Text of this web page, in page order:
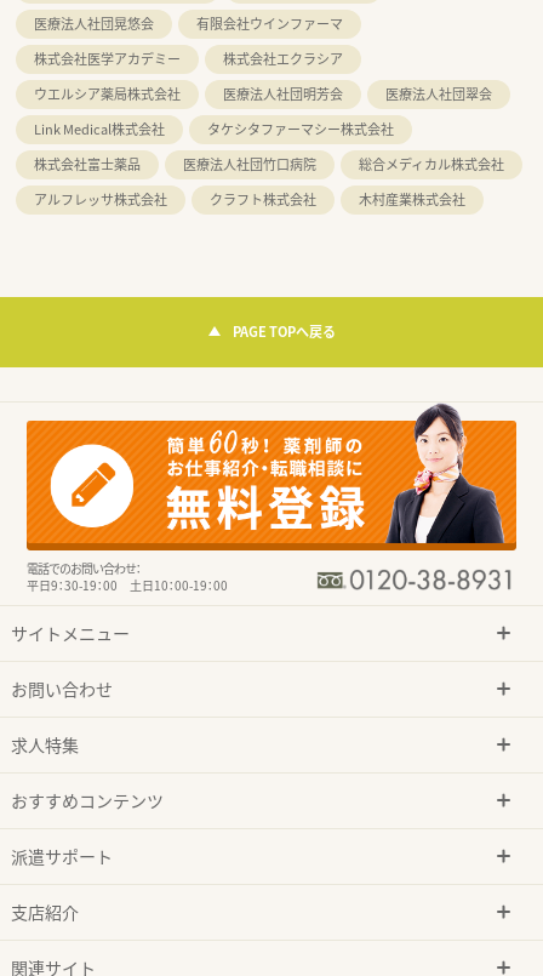
医療法人社団晃悠会
有限会社ウインファーマ
株式会社医学アカデミー
株式会社エクラシア
ウエルシア薬局株式会社
医療法人社団明芳会
医療法人社団翠会
Link Medical株式会社
タケシタファーマシー株式会社
株式会社富士薬品
医療法人社団竹口病院
総合メディカル株式会社
アルフレッサ株式会社
クラフト株式会社 木村産業株式会社
PAGE TOPへ戻る
電話でのお問い合わせ：
平日9：30-19：00 土日10：00-19：00
サイトメニュー
お問い合わせ
求人特集
おすすめコンテンツ
派遣サポート
支店紹介
関連サイト